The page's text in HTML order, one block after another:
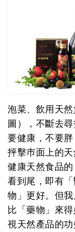
泡菜、飲用天
圖），不斷去
要健康，不要
抨擊巿面上的
健康天然食品
看到尾，即有
物」更好。但
比「藥物」來
視天然產品的